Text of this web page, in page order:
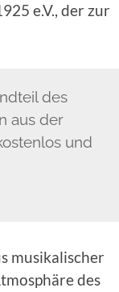
e.V., der zur
des
aus der
und
musikalischer
des